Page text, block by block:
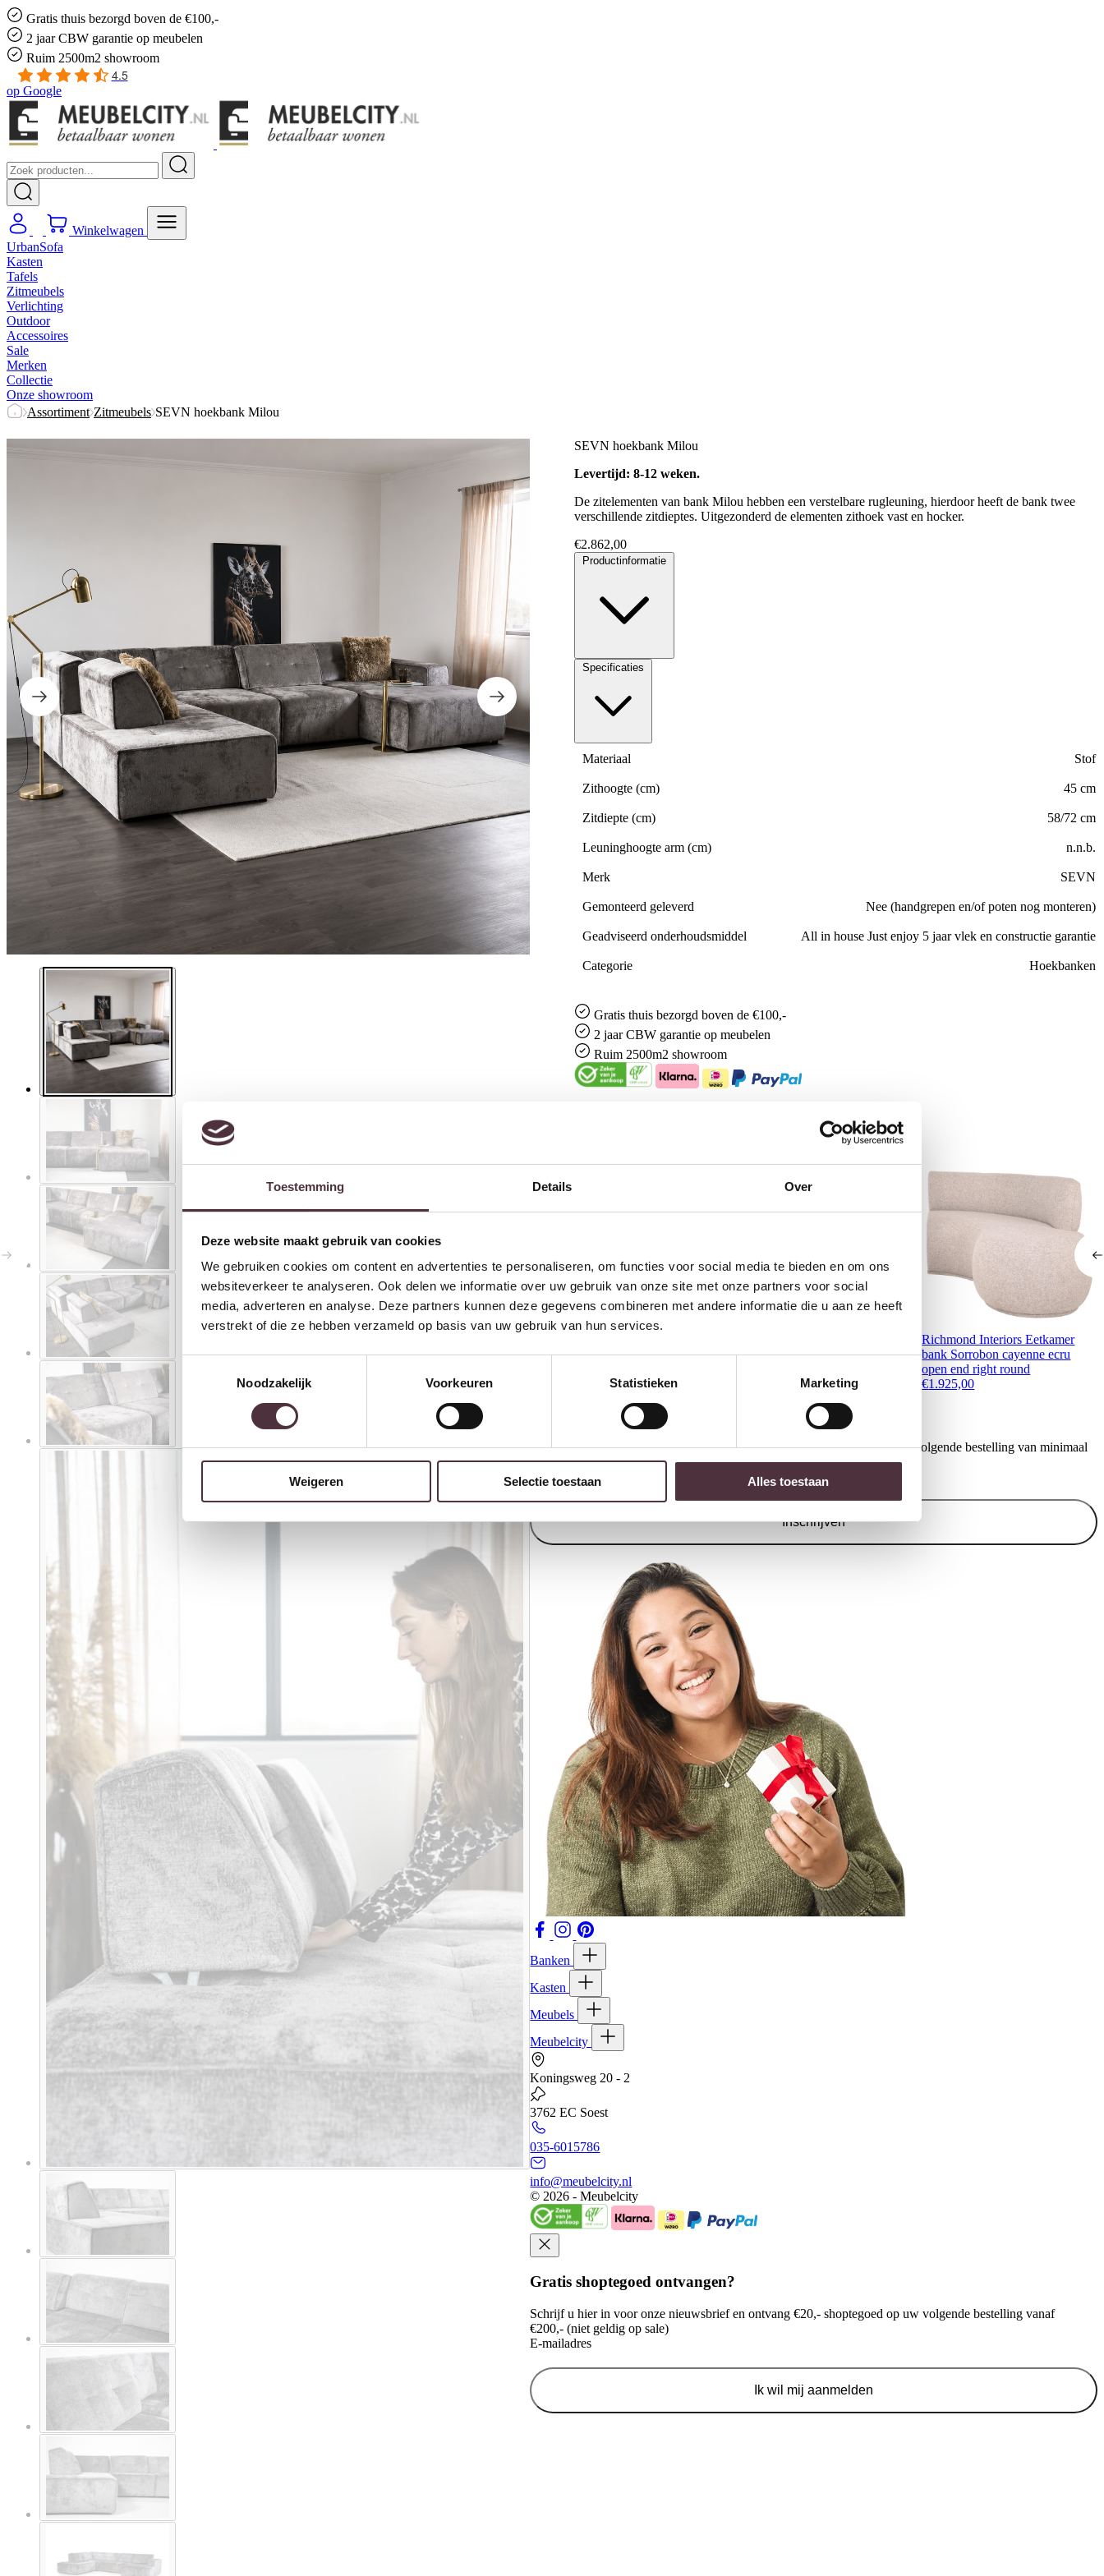
Toestemming Details Over
Deze website maakt gebruik van cookies
We gebruiken cookies om content en advertenties te personaliseren, om functies voor social media te bieden en om ons
websiteverkeer te analyseren. Ook delen we informatie over uw gebruik van onze site met onze partners voor social
media, adverteren en analyse. Deze partners kunnen deze gegevens combineren met andere informatie die u aan ze heeft
verstrekt of die ze hebben verzameld op basis van uw gebruik van hun services.
Noodzakelijk
Voorkeuren Statistieken Marketing
Weigeren Selectie toestaan Alles toestaan
Gratis thuis bezorgd boven de €100,-
2 jaar CBW garantie op meubelen
Ruim 2500m2 showroom
4.5
op Google
Winkelwagen
UrbanSofa
Kasten
Tafels
Zitmeubels
Verlichting
Outdoor
Accessoires
Sale
Merken
Collectie
Onze showroom
Assortiment Zitmeubels SEVN hoekbank Milou
SEVN hoekbank Milou
Levertijd: 8-12 weken.
De zitelementen van bank Milou hebben een verstelbare rugleuning, hierdoor heeft de bank twee
verschillende zitdieptes. Uitgezonderd de elementen zithoek vast en hocker.
€2.862,00
Productinformatie
Specificaties
Materiaal Stof
Zithoogte (cm) 45 cm
Zitdiepte (cm) 58/72 cm
Leuninghoogte arm (cm) n.n.b.
Merk SEVN
Gemonteerd geleverd Nee (handgrepen en/of poten nog monteren)
Geadviseerd onderhoudsmiddel All in house Just enjoy 5 jaar vlek en constructie garantie
Categorie Hoekbanken
Gratisthuis bezorgd boven de €100,-
2 jaar CBW garantieop meubelen
Ruim 2500m2 showroom
Eetkamerstoel Twiggy
56x55x79 cm ELYNA bouclé
Richmond Interiors Eetkamer
bank Sorrobon cayenne ecru
open end right round
€1.925,00
Ontvang €20,- shoptegoed
Meldt u aan voor onze nieuwsbrief en ontvang €20,- shoptegoed voor uw volgende bestelling van minimaal
€200,- (niet geldig op afgeprijsde items).
Inschrijven
Banken
Kasten
Meubels
Meubelcity
Koningsweg 20 - 2
3762 EC Soest
035-6015786
info@meubelcity.nl
© 2026 - Meubelcity
Gratis shoptegoed ontvangen?
Schrijf u hier in voor onze nieuwsbrief en ontvang €20,- shoptegoed op uw volgende bestelling vanaf
€200,- (niet geldig op sale)
E-mailadres
Ik wil mij aanmelden